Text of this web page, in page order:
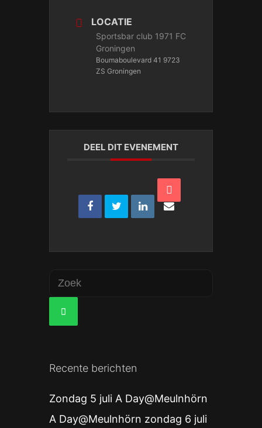
LOCATIE
Sportsbar club 1971 FC
Groningen
Boumaboulevard 41 9723
ZS Groningen
DEEL DIT EVENEMENT
Zoeken
Recente berichten
Zondag 5 juli A Day@Meulnhörn
A Day@Meulnhörn zondag 6 juli